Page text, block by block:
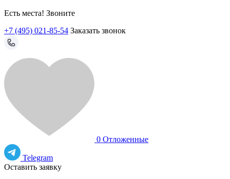
Есть места! Звоните
+7 (495) 021-85-54 Заказать звонок
0 Отложенные
Telegram
Оставить заявку